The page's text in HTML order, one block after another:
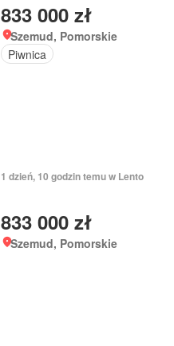
833 000 zł
Szemud, Pomorskie
Piwnica
1 dzień, 10 godzin temu w Lento
833 000 zł
Szemud, Pomorskie